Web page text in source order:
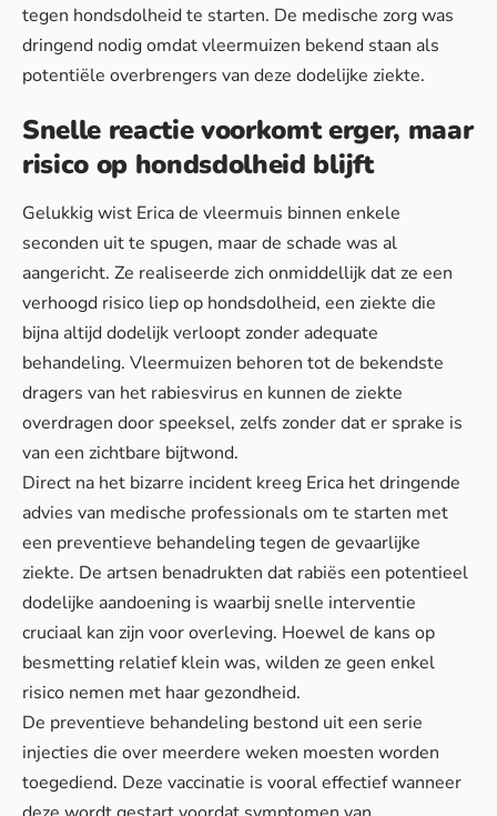
tegen hondsdolheid te starten. De medische zorg was
dringend nodig omdat vleermuizen bekend staan als
potentiële overbrengers van deze dodelijke ziekte.
Snelle reactie voorkomt erger, maar
risico op hondsdolheid blijft
Gelukkig wist Erica de vleermuis binnen enkele
seconden uit te spugen, maar de schade was al
aangericht. Ze realiseerde zich onmiddellijk dat ze een
verhoogd risico liep op hondsdolheid, een ziekte die
bijna altijd dodelijk verloopt zonder adequate
behandeling. Vleermuizen behoren tot de bekendste
dragers van het rabiesvirus en kunnen de ziekte
overdragen door speeksel, zelfs zonder dat er sprake is
van een zichtbare bijtwond.
Direct na het bizarre incident kreeg Erica het dringende
advies van medische professionals om te starten met
een preventieve behandeling tegen de gevaarlijke
ziekte. De artsen benadrukten dat rabiës een potentieel
dodelijke aandoening is waarbij snelle interventie
cruciaal kan zijn voor overleving. Hoewel de kans op
besmetting relatief klein was, wilden ze geen enkel
risico nemen met haar gezondheid.
De preventieve behandeling bestond uit een serie
injecties die over meerdere weken moesten worden
toegediend. Deze vaccinatie is vooral effectief wanneer